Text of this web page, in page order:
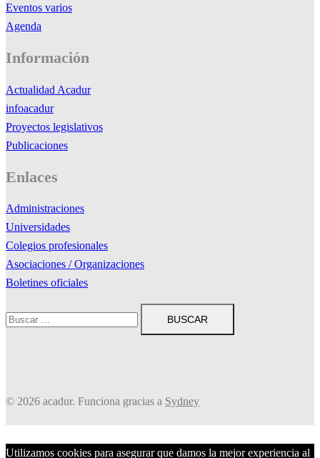
Eventos varios
Agenda
Información
Actualidad Acadur
infoacadur
Proyectos legislativos
Publicaciones
Enlaces
Administraciones
Universidades
Colegios profesionales
Asociaciones / Organizaciones
Boletines oficiales
Buscar:
© 2026 acadur. Funciona gracias a Sydney
Utilizamos cookies para asegurar que damos la mejor experiencia al